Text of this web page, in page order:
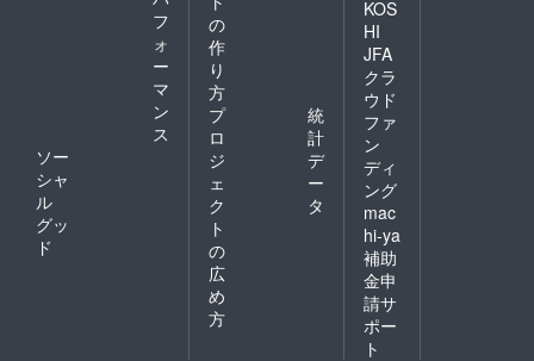
フ
ォ
ー
マ
ン
ス
ソー
シャ
ル
グッ
ド
の
作
り
方
プ
ロ
ジ
ェ
ク
ト
の
広
め
方
統
計
デ
ー
タ
KOS
HI
JFA
クラ
ウド
ファ
ン
ディ
ング
mac
hi-ya
補助
金申
請サ
ポー
ト